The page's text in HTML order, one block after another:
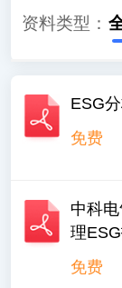
资料类型：
ESG
免费
中科
理
免费